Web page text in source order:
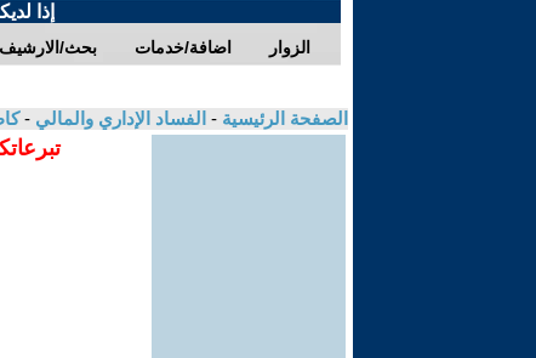
إذا
بحث/الارشيف اضافة/خدمات الزوار
الصفحة الرئيسية - الفساد الإداري والمالي -